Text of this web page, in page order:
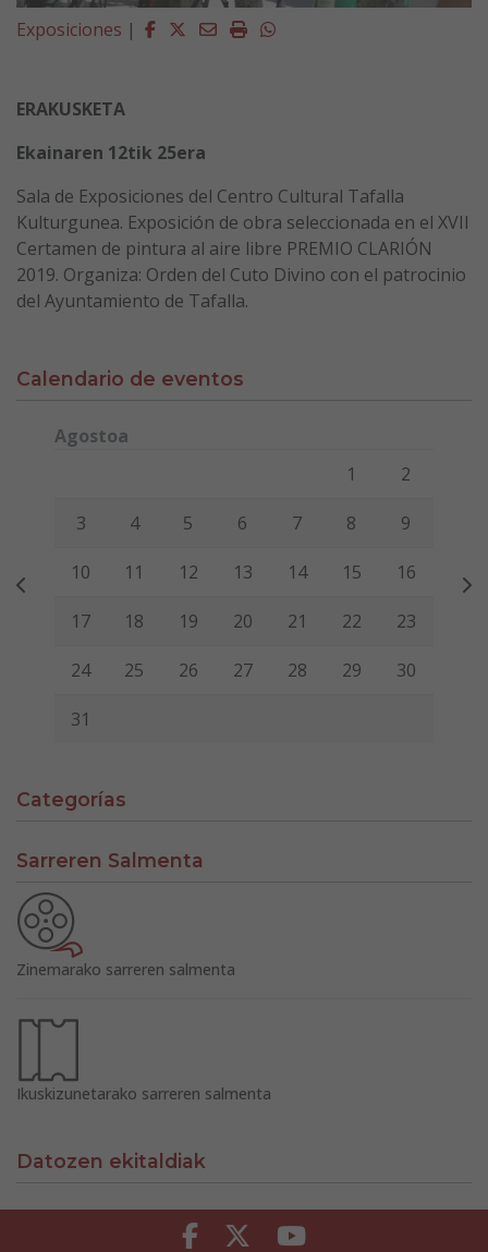
Exposiciones | Facebook
Twitter
EmailImprimirWhatsapp
ERAKUSKETA
Ekainaren 12tik 25era
Sala de Exposiciones del Centro Cultural Tafalla
Kulturgunea. Exposición de obra seleccionada en el XVII
Certamen de pintura al aire libre PREMIO CLARIÓN
2019. Organiza: Orden del Cuto Divino con el patrocinio
del Ayuntamiento de Tafalla.
Calendario de eventos
Agostoa
Viernes Sábado
1 2
3 4 5 6 7 8 9
10 11 12 13 14 15 16
17 18 19 20 21 22 23
24 25 26 27 28 29 30
31
Categorías
Sarreren Salmenta
Zinemarako sarreren salmenta
Ikuskizunetarako sarreren salmenta
Datozen ekitaldiak
Facebook Twitter Youtube